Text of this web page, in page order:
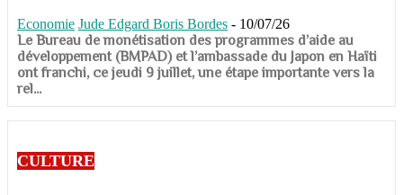
Economie Jude Edgard Boris Bordes - 10/07/26
​​​​​​​Le Bureau de monétisation des programmes d’aide au
développement (BMPAD) et l’ambassade du Japon en Haïti
ont franchi, ce jeudi 9 juillet, une étape importante vers la
rel...
CULTURE